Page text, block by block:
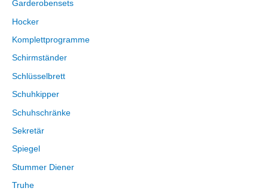
Garderobensets
Hocker
Komplettprogramme
Schirmständer
Schlüsselbrett
Schuhkipper
Schuhschränke
Sekretär
Spiegel
Stummer Diener
Truhe